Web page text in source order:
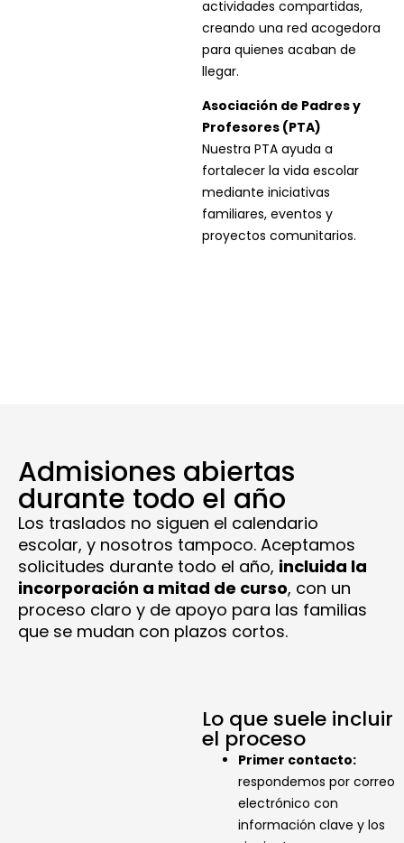
actividades compartidas,
creando una red acogedora
para quienes acaban de
llegar.
Asociación de Padres y
Profesores (PTA)
Nuestra PTA ayuda a
fortalecer la vida escolar
mediante iniciativas
familiares, eventos y
proyectos comunitarios.
Admisiones abiertas
durante todo el año
Los traslados no siguen el calendario
escolar, y nosotros tampoco. Aceptamos
solicitudes durante todo el año, incluida la
incorporación a mitad de curso, con un
proceso claro y de apoyo para las familias
que se mudan con plazos cortos.
Lo que suele incluir
el proceso
Primer contacto:
respondemos por correo
electrónico con
información clave y los